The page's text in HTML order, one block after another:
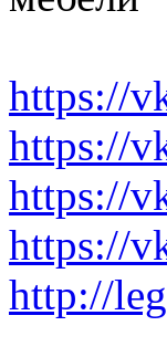
https://
https://
https://
https://
http://